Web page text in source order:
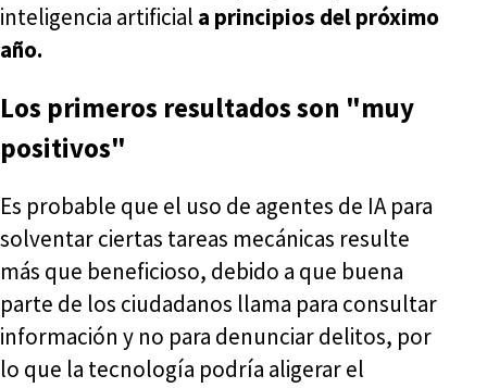
inteligencia artificial a principios del próximo
año.
Los primeros resultados son "muy
positivos"
Es probable que el uso de agentes de IA para
solventar ciertas tareas mecánicas resulte
más que beneficioso, debido a que buena
parte de los ciudadanos llama para consultar
información y no para denunciar delitos, por
lo que la tecnología podría aligerar el